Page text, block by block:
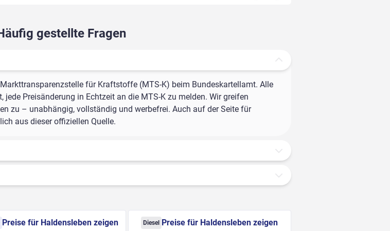
gestellte Fragen
für Kraftstoffe (MTS-K) beim Bundeskartellamt. Alle
Preisänderung in Echtzeit an die MTS-K zu melden. Wir greifen
zu – unabhängig, vollständig und werbefrei. Auch auf der Seite für
aus dieser offiziellen Quelle.
Preise für Haldensleben zeigen Diesel Preise für Haldensleben zeigen